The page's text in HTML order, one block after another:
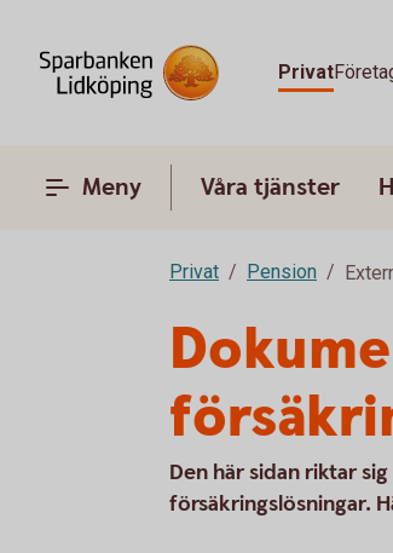
Privat
Meny Våra tjänster
Privat Pension
Den här sidan riktar
försäkringslösningar.